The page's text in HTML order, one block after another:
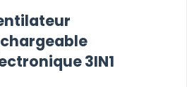
3IN1